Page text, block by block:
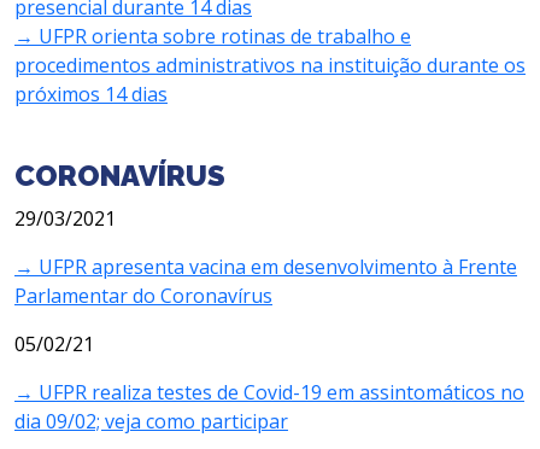
presencial durante 14 dias
→ UFPR orienta sobre rotinas de trabalho e
procedimentos administrativos na instituição durante os
próximos 14 dias
CORONAVÍRUS
29/03/2021
→ UFPR apresenta vacina em desenvolvimento à Frente
Parlamentar do Coronavírus
05/02/21
→ UFPR realiza testes de Covid-19 em assintomáticos no
dia 09/02; veja como participar